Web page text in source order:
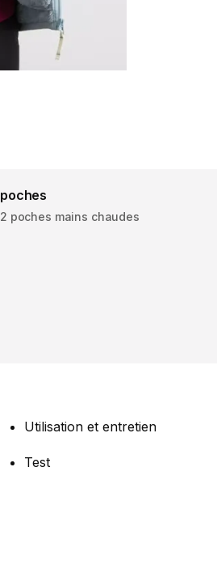
poches
2 poches mains chaudes
Utilisation et entretien
Test